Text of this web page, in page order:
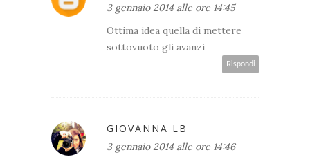
3 gennaio 2014 alle ore 14:45
Ottima idea quella di mettere
sottovuoto gli avanzi
Rispondi
GIOVANNA LB
3 gennaio 2014 alle ore 14:46